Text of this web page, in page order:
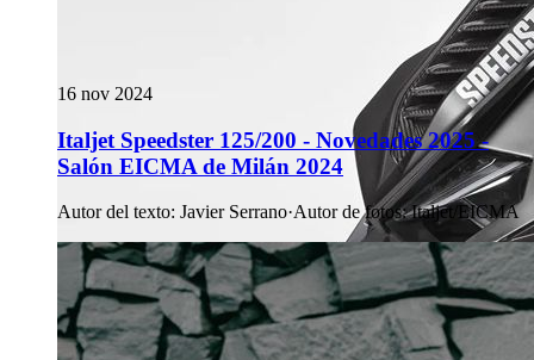
16 nov 2024
Italjet Speedster 125/200 - Novedades 2025 -
Salón EICMA de Milán 2024
Autor del texto: Javier Serrano·Autor de fotos: Italjet/EICMA